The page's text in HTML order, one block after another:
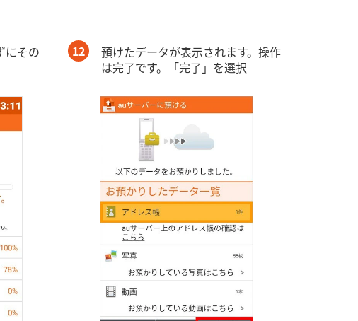
にその
12
預けたデータが表示されます。操作
は完了です。「完了」を選択